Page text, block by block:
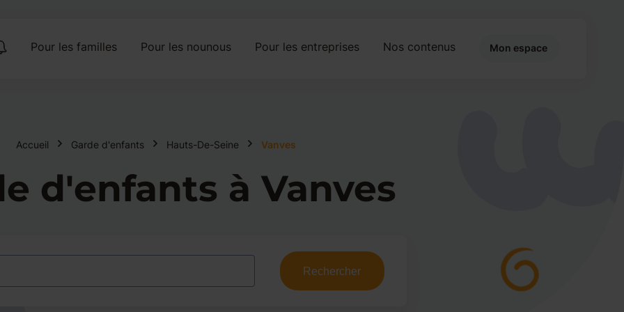
Pour les familles Pour les nounous Pour les entreprises Nos contenus Mon espace
Accueil Garde d'enfants Hauts-De-Seine Vanves
d'enfants à Vanves
Rechercher